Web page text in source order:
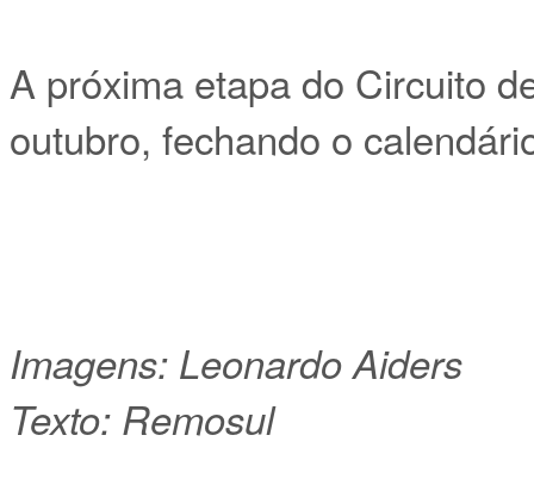
A próxima etapa do Circuito
outubro, fechando o
Imagens: Leonardo Aiders
Texto: Remosul